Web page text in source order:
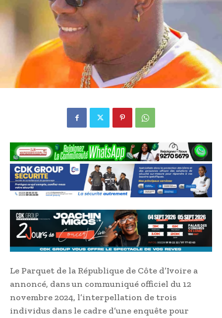
Le Parquet de la République de Côte d’Ivoire a
annoncé, dans un communiqué officiel du 12
novembre 2024, l’interpellation de trois
individus dans le cadre d’une enquête pour